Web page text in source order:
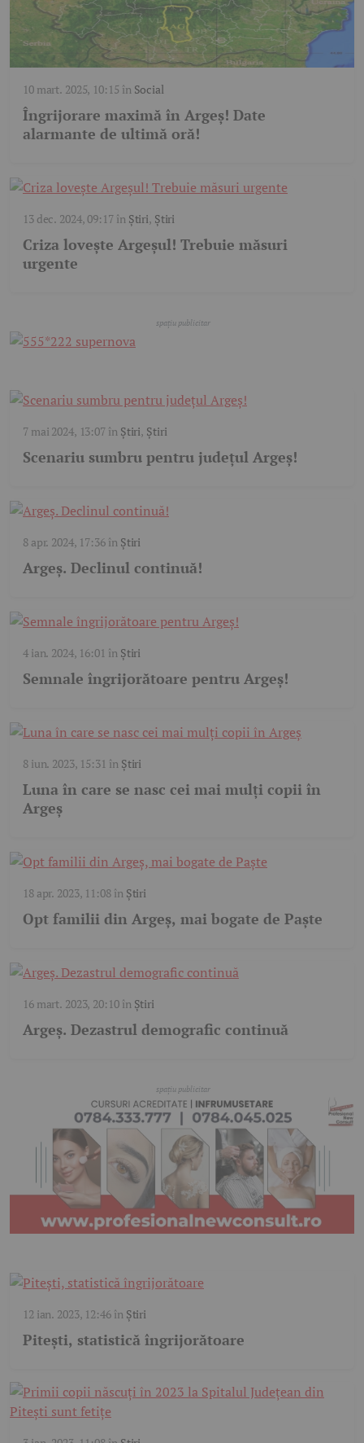
10 mart. 2025, 10:15 în Social
Îngrijorare maximă în Argeș! Date
alarmante de ultimă oră!
13 dec. 2024, 09:17în Știri, Știri
Criza lovește Argeșul! Trebuie măsuri
urgente
7 mai 2024, 13:07în Știri, Știri
Scenariu sumbru pentru județul Argeș!
8 apr. 2024, 17:36în Știri
Argeș. Declinul continuă!
4 ian. 2024, 16:01 în Știri
Semnale îngrijorătoare pentru Argeș!
8 iun. 2023, 15:31 în Știri
Luna în care se nasc cei mai mulți copii în
Argeș
18 apr. 2023, 11:08în Știri
Opt familii din Argeș, mai bogate de Paște
16 mart. 2023, 20:10în Știri
Argeș. Dezastrul demografic continuă
12 ian. 2023, 12:46în Știri
Pitești, statistică îngrijorătoare